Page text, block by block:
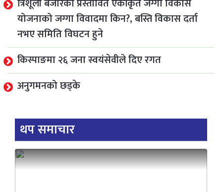
योजनाको जग्गा विवादमा किन?, बस्ति विकास दर्ता
नभए समिति विघटन हुने
किस्पाङमा २६ जना स्वयंसेवीले दिए रगत
अनुगमनको छड्के
थप समाचार